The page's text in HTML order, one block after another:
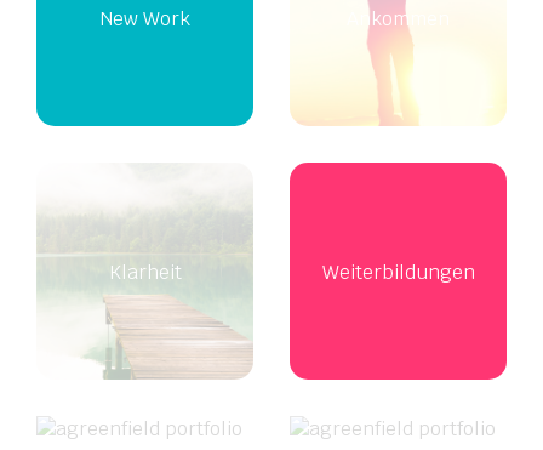
New Work Ankommen
Klarheit Weiterbildungen